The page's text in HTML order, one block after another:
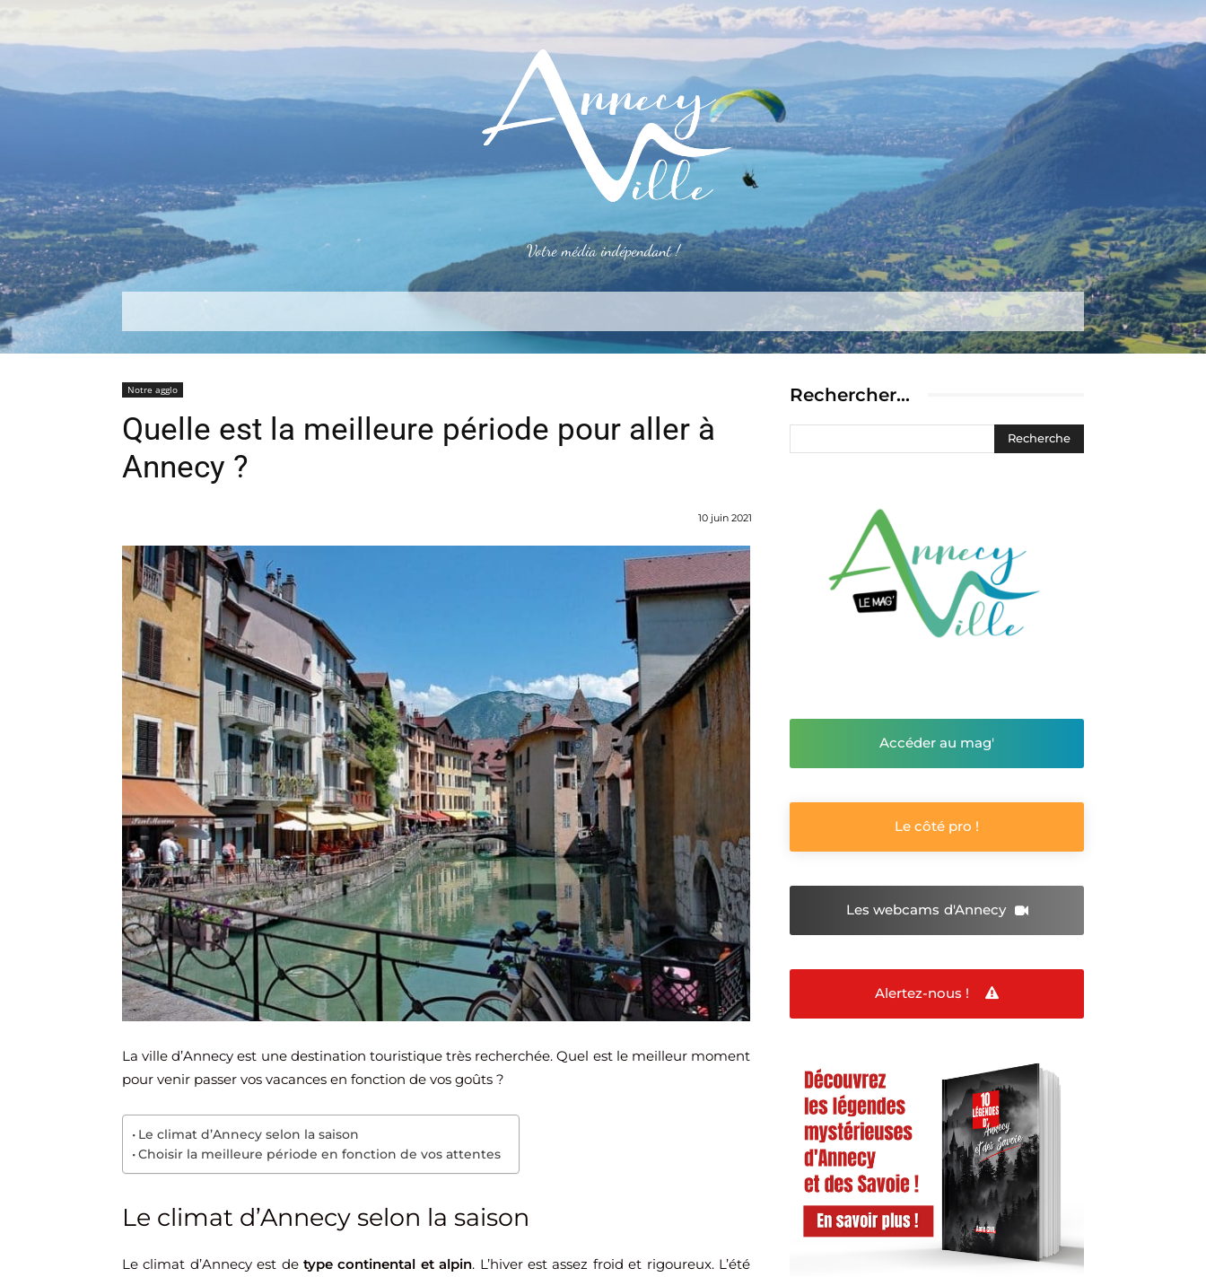
Votre média indépendant !
Alertez-nous Plus
Notre agglo
Quelle est la meilleure période pour aller à
Annecy ?
10 juin 2021
La ville d’Annecy est une destination touristique très recherchée. Quel est le meilleur moment
pour venir passer vos vacances en fonction de vos goûts ?
Le climat d’Annecy selon la saison
Choisir la meilleure période en fonction de vos attentes
Le climat d’Annecy selon la saison
Le climat d’Annecy est detype continental et alpin. L’hiver est assez froid et rigoureux. L’été
Rechercher…
Accéder au mag'
Le côté pro !
Les webcams d'Annecy
Alertez-nous !